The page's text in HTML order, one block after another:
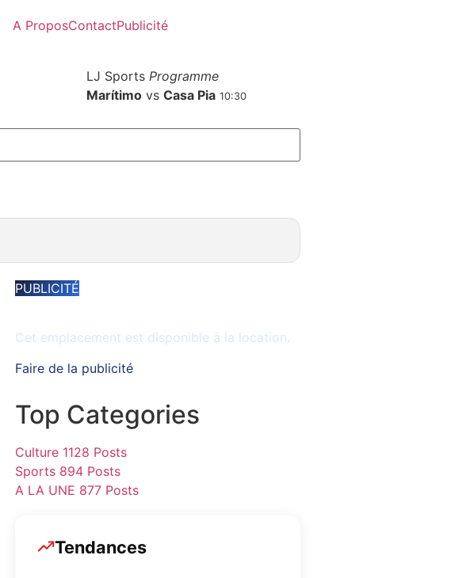
A ProposContactPublicité
LJ Sports Programme
Marítimo vs Casa Pia 10:30
PUBLICITÉ
Cet emplacement est disponible à la location.
Faire de la publicité
Top Categories
Culture 1128 Posts
Sports 894 Posts
A LA UNE 877 Posts
Tendances